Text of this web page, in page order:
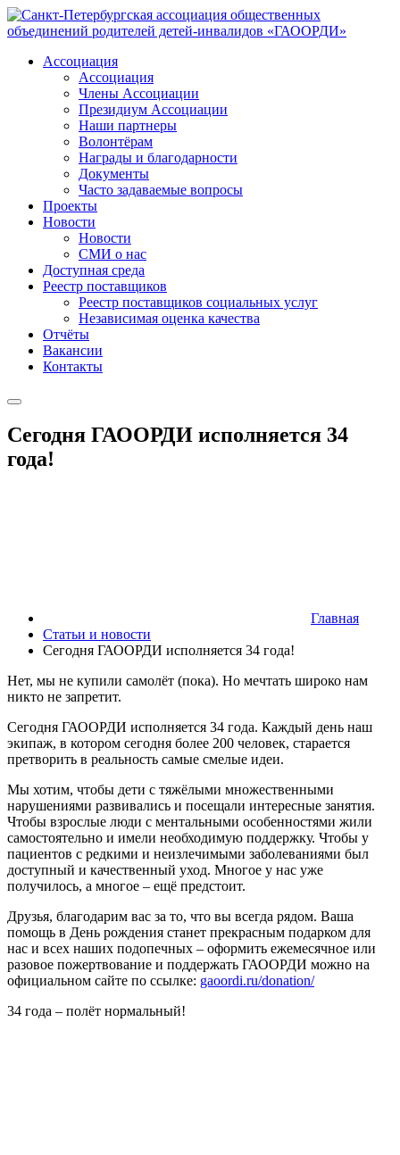
Ассоциация
Ассоциация
Члены Ассоциации
Президиум Ассоциации
Наши партнеры
Волонтёрам
Награды и благодарности
Документы
Часто задаваемые вопросы
Проекты
Новости
Новости
СМИ о нас
Доступная среда
Реестр поставщиков
Реестр поставщиков социальных услуг
Независимая оценка качества
Отчёты
Вакансии
Контакты
Сегодня ГАООРДИ исполняется 34
года!
Главная
Статьи и новости
Сегодня ГАООРДИ исполняется 34 года!
Нет, мы не купили самолёт (пока). Но мечтать широко нам
никто не запретит.
Сегодня ГАООРДИ исполняется 34 года. Каждый день наш
экипаж, в котором сегодня более 200 человек, старается
претворить в реальность самые смелые идеи.
Мы хотим, чтобы дети с тяжёлыми множественными
нарушениями развивались и посещали интересные занятия.
Чтобы взрослые люди с ментальными особенностями жили
самостоятельно и имели необходимую поддержку. Чтобы у
пациентов с редкими и неизлечимыми заболеваниями был
доступный и качественный уход. Многое у нас уже
получилось, а многое – ещё предстоит.
Друзья, благодарим вас за то, что вы всегда рядом. Ваша
помощь в День рождения станет прекрасным подарком для
нас и всех наших подопечных – оформить ежемесячное или
разовое пожертвование и поддержать ГАООРДИ можно на
официальном сайте по ссылке: gaoordi.ru/donation/
34 года – полёт нормальный!